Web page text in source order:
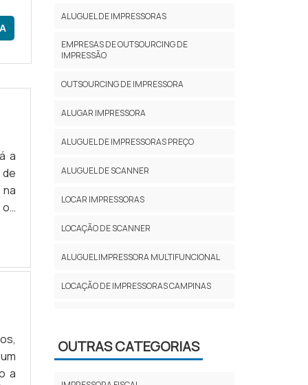
a
a
ALUGUEL DE IMPRESSORAS
EMPRESAS DE OUTSOURCING DE
IMPRESSÃO
OUTSOURCING DE IMPRESSORA
ALUGAR IMPRESSORA
ALUGUEL DE IMPRESSORAS PREÇO
ALUGUEL DE SCANNER
LOCAR IMPRESSORAS
LOCAÇÃO DE SCANNER
ALUGUEL IMPRESSORA MULTIFUNCIONAL
LOCAÇÃO DE IMPRESSORAS CAMPINAS
ALUGUEL IMPRESSORA 3D
OUTRAS CATEGORIAS